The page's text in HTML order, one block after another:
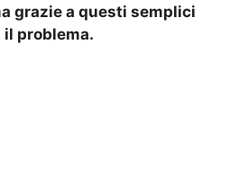
grazie a questi semplici
problema.